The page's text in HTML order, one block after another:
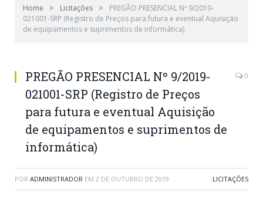
Home » Licitações »
PREGÃO PRESENCIAL Nº 9/2019-
021001-SRP (Registro de Preços para futura e eventual Aquisição
de equipamentos e suprimentos de informática)
PREGÃO PRESENCIAL Nº 9/2019-
021001-SRP (Registro de Preços
para futura e eventual Aquisição
de equipamentos e suprimentos de
informática)
0
POR ADMINISTRADOR EM 2 DE OUTUBRO DE 2019 LICITAÇÕES